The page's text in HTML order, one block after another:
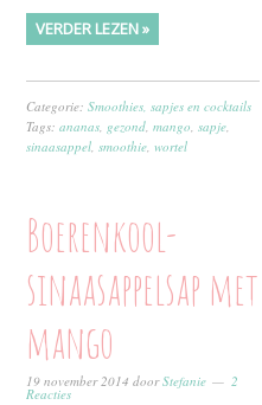
VERDER LEZEN »
Categorie:Smoothies, sapjes en cocktails
Tags:ananas gezond ,mango ,sapje
sinaasappel ,smoothie ,wortel
Boerenkool-
sinaasappelsap met
mango
19 november 2014 doorStefanie 2
Reacties